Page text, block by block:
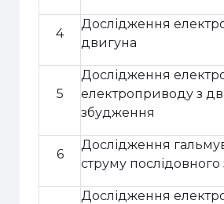
4
Дослідження
двигуна
5
Дослідження
електроприводу з
збудження
6
Дослідження
струму
Дослідження